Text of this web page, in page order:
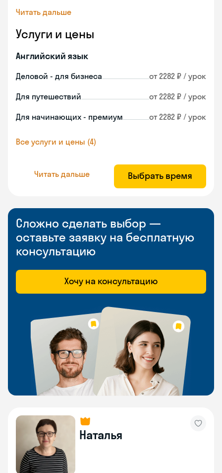
Читать дальше
Услуги и цены
Английский язык
Деловой - для бизнеса от 2282 ₽ / урок
Для путешествий от 2282 ₽ / урок
Для начинающих - премиум от 2282 ₽ / урок
Все услуги и цены (4)
Читать дальше Выбрать время
Сложно сделать выбор —
оставьте заявку на бесплатную
консультацию
Хочу на консультацию
Наталья